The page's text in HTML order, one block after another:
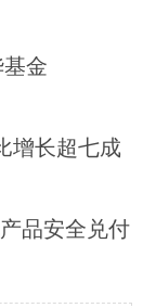
金
增长超七成
品安全兑付